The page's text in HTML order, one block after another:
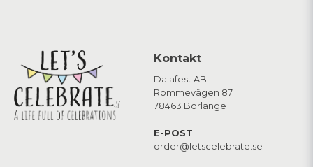
Kontakt
Dalafest AB
Rommevägen 87
78463 Borlänge
E-POST:
order@letscelebrate.se